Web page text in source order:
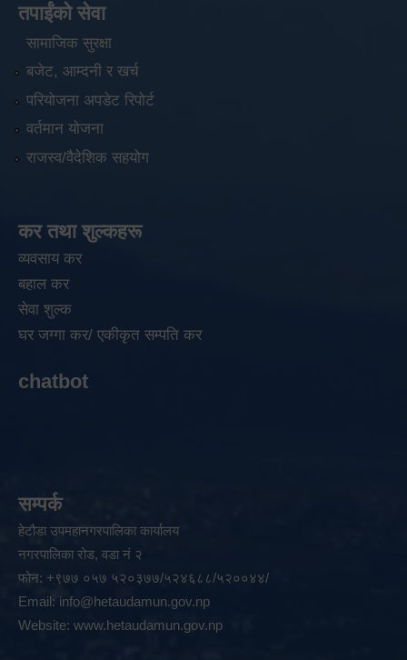
तपाईंको सेवा
सामाजिक सुरक्षा
बजेट, आम्दनी र खर्च
परियोजना अपडेट रिपोर्ट
वर्तमान योजना
राजस्व/वैदेशिक सहयोग
कर तथा शुल्कहरू
व्यवसाय कर
बहाल कर
सेवा शुल्क
घर जग्गा कर/ एकीकृत सम्पति कर
chatbot
सम्पर्क
हेटौडा उपमहानगरपालिका कार्यालय
नगरपालिका रोड, वडा नं २
फोन: +९७७ ०५७ ५२०३७७/५२४६८८/५२००४४/
Email: info@hetaudamun.gov.np
Website: www.hetaudamun.gov.np